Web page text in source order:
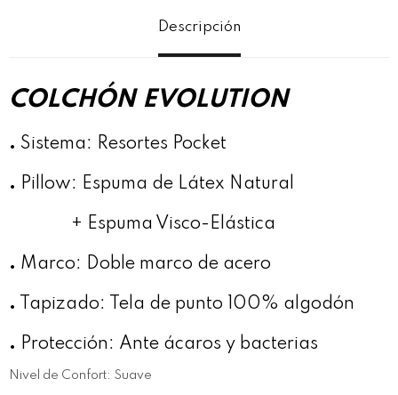
Descripción
COLCHÓN EVOLUTION
. Sistema: Resortes Pocket
. Pillow: Espuma de Látex Natural
+ Espuma Visco-Elástica
. Marco: Doble marco de acero
. Tapizado: Tela de punto 100% algodón
. Protección: Ante ácaros y bacterias
Nivel de Confort: Suave